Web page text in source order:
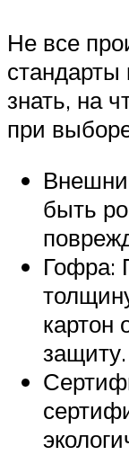
Не все
стандарты
знать, на
при
быть
Гофра:
картон
защиту.